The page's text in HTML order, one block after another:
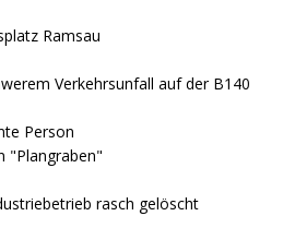
Ramsau
Verkehrsunfall auf der B140
Person
"Plangraben"
rasch gelöscht